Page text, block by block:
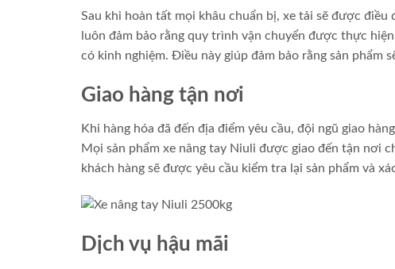
Sau khi hoàn tất mọi khâu chuẩn bị, xe tải sẽ được
luôn đảm bảo rằng quy trình vận chuyển được thực
có kinh nghiệm. Điều này giúp đảm bảo rằng sản phẩm
Giao hàng tận nơi
Khi hàng hóa đã đến địa điểm yêu cầu, đội ngũ giao
Mọi sản phẩm xe nâng tay Niuli được giao đến tận nơi
khách hàng sẽ được yêu cầu kiểm tra lại sản phẩm và
Dịch vụ hậu mãi